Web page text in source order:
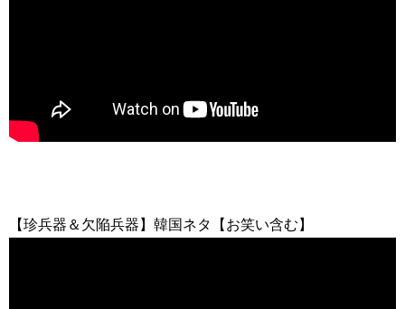
【珍兵器＆欠陥兵器】韓国ネタ【お笑い含む】